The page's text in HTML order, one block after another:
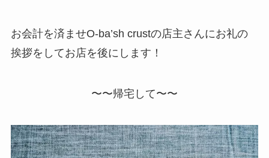
お会計を済ませO-ba’sh crustの店主さんにお礼の
挨拶をしてお店を後にします！
〜〜帰宅して〜〜